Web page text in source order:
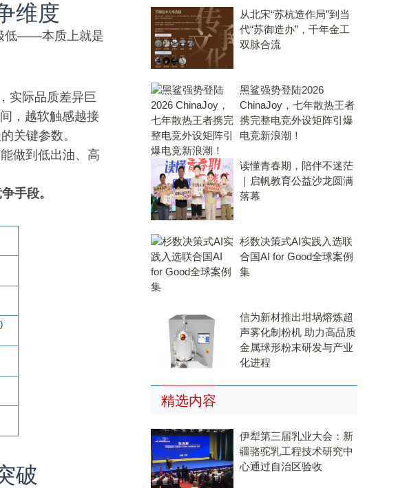
维度
低——本质上就是
实际品质差异巨
，越软触感越接
关键参数。
做到低出油、高
手段。
破
从北宋“苏杭造作局”到当
代“苏御造办”，千年金工
双脉合流
黑鲨强势登陆2026
ChinaJoy，七年散热王者
携完整电竞外设矩阵引爆
电竞新浪潮！
读懂青春期，陪伴不迷茫
｜启帆教育公益沙龙圆满
落幕
杉数决策式AI实践入选联
合国AI for Good全球案例
集
信为新材推出坩埚熔炼超
声雾化制粉机 助力高品质
金属球形粉末研发与产业
化进程
精选内容
伊犁第三届乳业大会：新
疆骆驼乳工程技术研究中
心通过自治区验收